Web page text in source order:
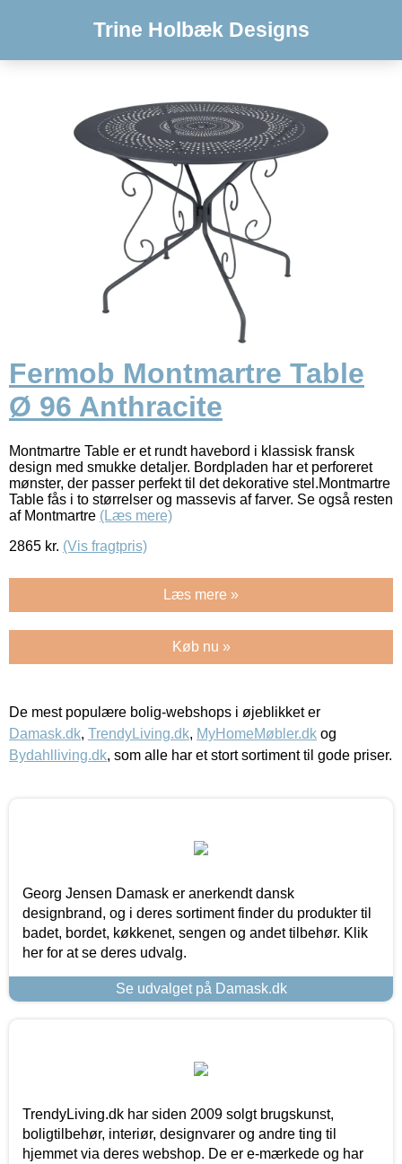
Trine Holbæk Designs
Fermob Montmartre Table
Ø 96 Anthracite
Montmartre Table er et rundt havebord i klassisk fransk
design med smukke detaljer. Bordpladen har et perforeret
mønster, der passer perfekt til det dekorative stel.Montmartre
Table fås i to størrelser og massevis af farver. Se også resten
af Montmartre (Læs mere)
2865 kr. (Vis fragtpris)
Læs mere »
Køb nu »
De mest populære bolig-webshops i øjeblikket er
Damask.dk, TrendyLiving.dk, MyHomeMøbler.dk og
Bydahlliving.dk, som alle har et stort sortiment til gode priser.
Georg Jensen Damask er anerkendt dansk
designbrand, og i deres sortiment finder du produkter til
badet, bordet, køkkenet, sengen og andet tilbehør. Klik
her for at se deres udvalg.
Se udvalget på Damask.dk
TrendyLiving.dk har siden 2009 solgt brugskunst,
boligtilbehør, interiør, designvarer og andre ting til
hjemmet via deres webshop. De er e-mærkede og har